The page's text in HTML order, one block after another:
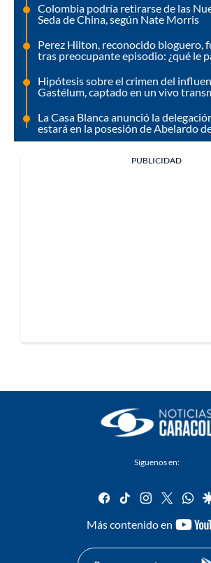
Colombia podría retirarse de las
Seda de China, según Nate Morris
Perez Hilton, reconocido bloguero,
tras preocupante episodio: ¿qué le
Hipótesis sobre el crimen del
Gastélum, captado en un vivo
La Casa Blanca anunció la
estará en la posesión de Abelardo
PUBLICIDAD
Síguenos en:
facebook
tiktok instagram
twitter
Más contenido en